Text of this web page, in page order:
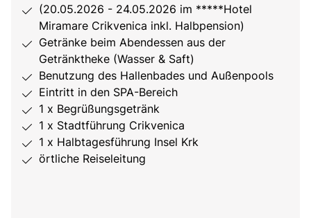
(20.05.2026 - 24.05.2026 im *****Hotel
Miramare Crikvenica inkl. Halbpension)
Getränke beim Abendessen aus der
Getränktheke (Wasser & Saft)
Benutzung des Hallenbades und Außenpools
Eintritt in den SPA-Bereich
1 x Begrüßungsgetränk
1 x Stadtführung Crikvenica
1 x Halbtagesführung Insel Krk
örtliche Reiseleitung